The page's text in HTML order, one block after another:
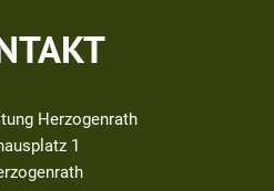
Herzogenrath
1